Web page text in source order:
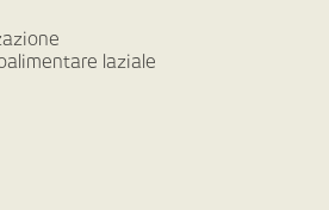
laziale